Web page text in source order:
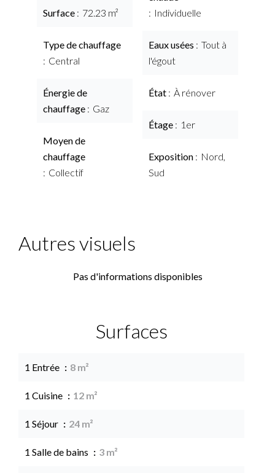
Surface 72.23 m²
Type de chauffage
Central
Énergie de
chauffage
Gaz
Moyen de
chauffage
Collectif
Individuelle
Eaux usées
Tout à
l'égout
État À rénover
Étage 1er
Exposition
Nord,
Sud
Autres visuels
Pas d'informations disponibles
Surfaces
1 Entrée 8 m²
1 Cuisine 12 m²
1 Séjour 24 m²
1 Salle de bains 3 m²